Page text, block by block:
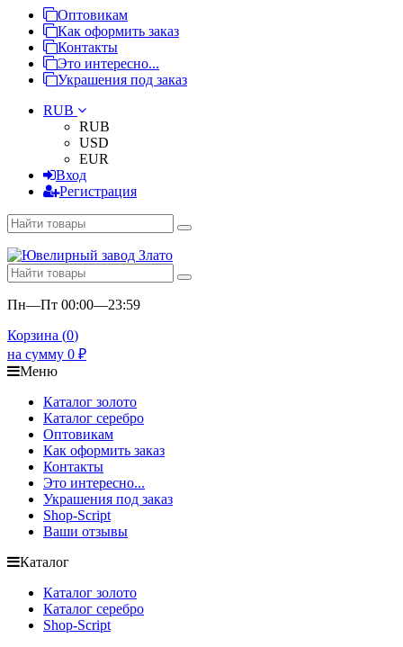
Оптовикам
Как оформить заказ
Контакты
Это интересно...
Украшения под заказ
RUB
RUB
USD
EUR
Вход
Регистрация
Пн—Пт 00:00—23:59
Корзина (0)
на сумму 0 ₽
Меню
Каталог золото
Каталог серебро
Оптовикам
Как оформить заказ
Контакты
Это интересно...
Украшения под заказ
Shop-Script
Ваши отзывы
Каталог
Каталог золото
Каталог серебро
Shop-Script